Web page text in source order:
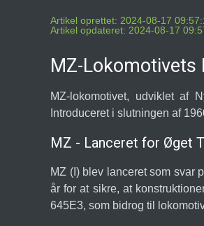
Artikel oprettet: 2024-08-17
Artikel opdateret: 2024-08-17
MZ-Lokomotivets
MZ-lokomotivet, udviklet af
Introduceret i slutningen af
MZ - Lanceret for Øget
MZ (I) blev lanceret som svar
år for at sikre, at
645E3, som bidrog til